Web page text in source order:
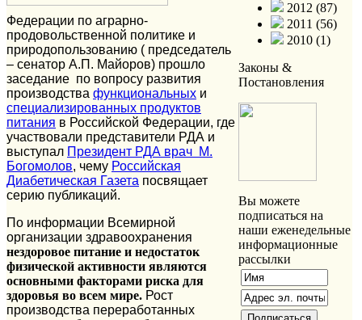
Федерации по аграрно-
продовольственной политике и
природопользованию ( председатель
– сенатор А.П. Майоров) прошло
заседание по вопросу развития
производства функциональных и
специализированных продуктов
питания в Российской Федерации, где
участвовали представители РДА и
выступал Президент РДА врач М.
Богомолов, чему Российская
Диабетическая Газета посвящает
серию публикаций.
По информации Всемирной
организации здравоохранения
нездоровое питание и недостаток
физической активности являются
основными факторами риска для
здоровья во всем мире. Рост
производства переработанных
2012 (87)
2011 (56)
2010 (1)
Законы &
Постановления
Вы можете
подписаться на
наши еженедельные
информационные
рассылки